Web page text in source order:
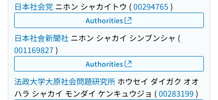
日本社会党 ニホン シャカイトウ (00294765 )
Authorities
日本社會新聞社 ニホン シャカイ シンブンシャ (
001169827 )
Authorities
法政大学大原社会問題研究所 ホウセイ ダイガク オオ
ハラ シャカイ モンダイ ケンキュウジョ (00283199 )